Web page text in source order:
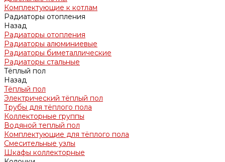
Комплектующие к котлам
Радиаторы отопления
Назад
Радиаторы отопления
Радиаторы алюминиевые
Радиаторы биметаллические
Радиаторы стальные
Тёплый пол
Назад
Тёплый пол
Электрический тёплый пол
Трубы для тёплого пола
Коллекторные группы
Водяной теплый пол
Комплектующие для тёплого пола
Смесительные узлы
Шкафы коллекторные